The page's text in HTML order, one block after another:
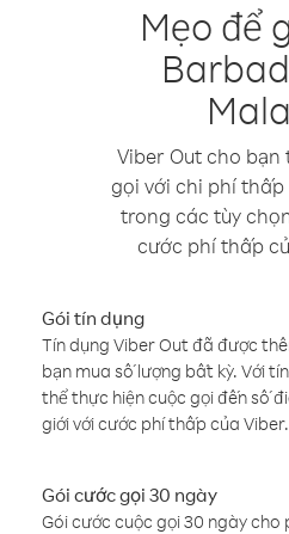
Mẹo để
Viber Out cho
gọi với chi phí
trong các tùy
cước phí thấp
Gói tín dụng
Tín dụng Viber Out đã được
bạn mua số lượng bất kỳ. Với
thể thực hiện cuộc gọi đến số
giới với cước phí thấp của Viber.
Gói cước gọi 30 ngày
Gói cước cuộc gọi 30 ngày